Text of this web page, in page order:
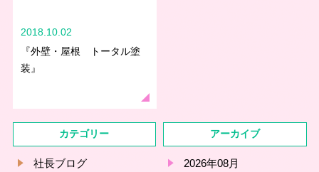
2018.10.02
『外壁・屋根 トータル塗
装』
カテゴリー
社長ブログ
アーカイブ
2026年08月